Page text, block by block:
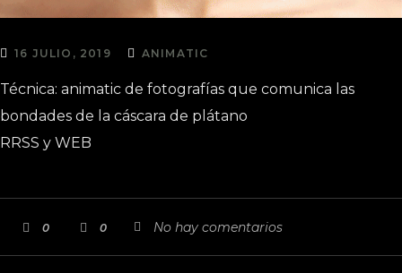
16 JULIO, 2019 ANIMATIC
Técnica: animatic de fotografías que comunica las
bondades de la cáscara de plátano
RRSS y WEB
0 0 No hay comentarios